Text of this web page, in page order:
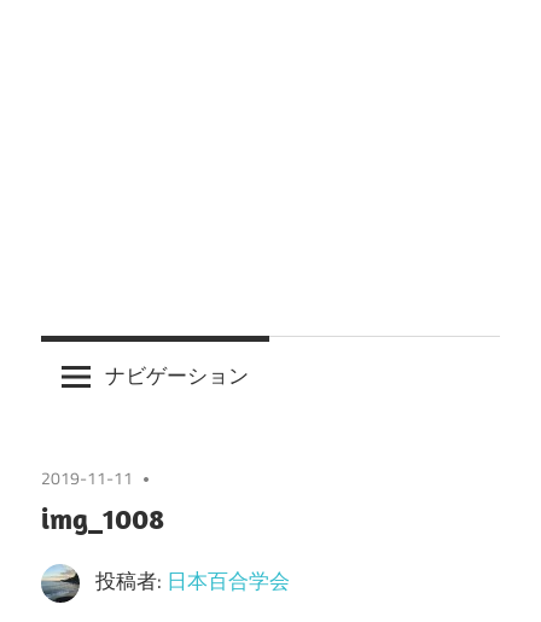
ナビゲーション
2019-11-11
img_1008
投稿者: 日本百合学会